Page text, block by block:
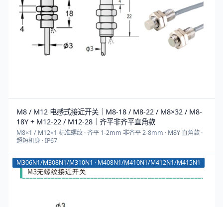
M8 / M12 电感式接近开关｜M8-18 / M8-22 / M8×32 / M8-
18Y + M12-22 / M12-28｜齐平非齐平直角款
M8×1 / M12×1 标准螺纹 · 齐平 1-2mm 非齐平 2-8mm · M8Y 直角款 ·
超短机身 · IP67
M306N1/M308N1/M310N1 · M408N1/M410N1/M412N1/M415N1